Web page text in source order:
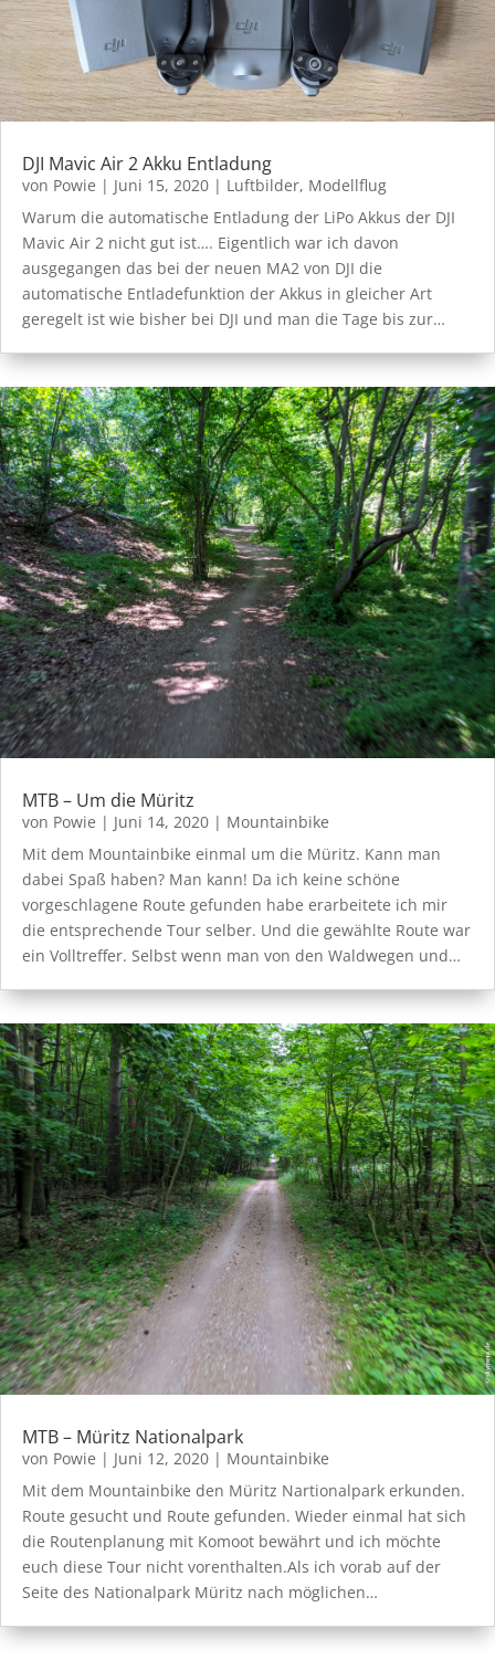
DJI Mavic Air 2 Akku Entladung
von Powie | Juni 15, 2020 | Luftbilder, Modellflug
Warum die automatische Entladung der LiPo Akkus der DJI
Mavic Air 2 nicht gut ist…. Eigentlich war ich davon
ausgegangen das bei der neuen MA2 von DJI die
automatische Entladefunktion der Akkus in gleicher Art
geregelt ist wie bisher bei DJI und man die Tage bis zur…
MTB – Um die Müritz
von Powie | Juni 14, 2020 | Mountainbike
Mit dem Mountainbike einmal um die Müritz. Kann man
dabei Spaß haben? Man kann! Da ich keine schöne
vorgeschlagene Route gefunden habe erarbeitete ich mir
die entsprechende Tour selber. Und die gewählte Route war
ein Volltreffer. Selbst wenn man von den Waldwegen und…
MTB – Müritz Nationalpark
von Powie | Juni 12, 2020 | Mountainbike
Mit dem Mountainbike den Müritz Nartionalpark erkunden.
Route gesucht und Route gefunden. Wieder einmal hat sich
die Routenplanung mit Komoot bewährt und ich möchte
euch diese Tour nicht vorenthalten.Als ich vorab auf der
Seite des Nationalpark Müritz nach möglichen…